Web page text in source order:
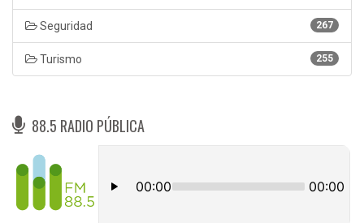
267
Seguridad
255
Turismo
88.5 RADIO PÚBLICA